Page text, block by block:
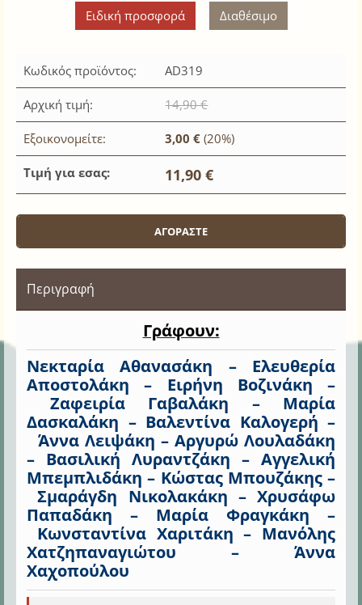
Ειδική προσφορά Διαθέσιμο
Κωδικός προϊόντος: AD319
Αρχική τιμή: 14,90 €
Εξοικονομείτε: 3,00 € (20%)
Τιμή για εσας: 11,90 €
Περιγραφή
Γράφουν:
Νεκταρία Αθανασάκη – Ελευθερία
Αποστολάκη – Ειρήνη Βοζινάκη –
Ζαφειρία Γαβαλάκη – Μαρία
Δασκαλάκη – Βαλεντίνα Καλογερή –
Άννα Λειψάκη – Αργυρώ Λουλαδάκη
– Βασιλική Λυραντζάκη – Αγγελική
Μπεμπλιδάκη – Κώστας Μπουζάκης –
Σμαράγδη Νικολακάκη – Χρυσάφω
Παπαδάκη – Μαρία Φραγκάκη –
Κωνσταντίνα Χαριτάκη – Μανόλης
Χατζηπαναγιώτου – Άννα
Χαχοπούλου